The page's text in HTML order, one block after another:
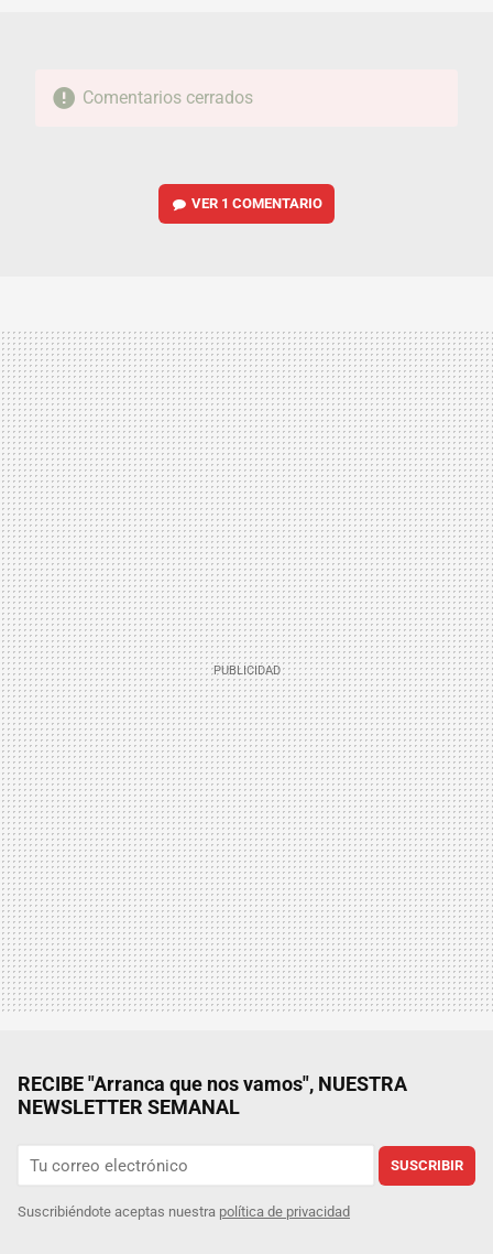
Comentarios cerrados
VER 1 COMENTARIO
RECIBE "Arranca que nos vamos", NUESTRA
NEWSLETTER SEMANAL
SUSCRIBIR
Suscribiéndote aceptas nuestra política de privacidad